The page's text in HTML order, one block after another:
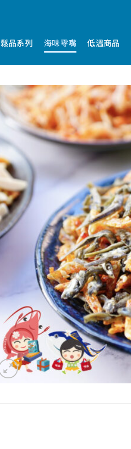
鬆品系列 海味零嘴 低溫商品